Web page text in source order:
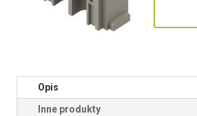
Opis
Inne produkty